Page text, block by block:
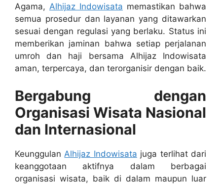
Agama, Alhijaz Indowisata memastikan bahwa
semua prosedur dan layanan yang ditawarkan
sesuai dengan regulasi yang berlaku. Status ini
memberikan jaminan bahwa setiap perjalanan
umroh dan haji bersama Alhijaz Indowisata
aman, terpercaya, dan terorganisir dengan baik.
Bergabung dengan
Organisasi Wisata Nasional
dan Internasional
Keunggulan Alhijaz Indowisata juga terlihat dari
keanggotaan aktifnya dalam berbagai
organisasi wisata, baik di dalam maupun luar